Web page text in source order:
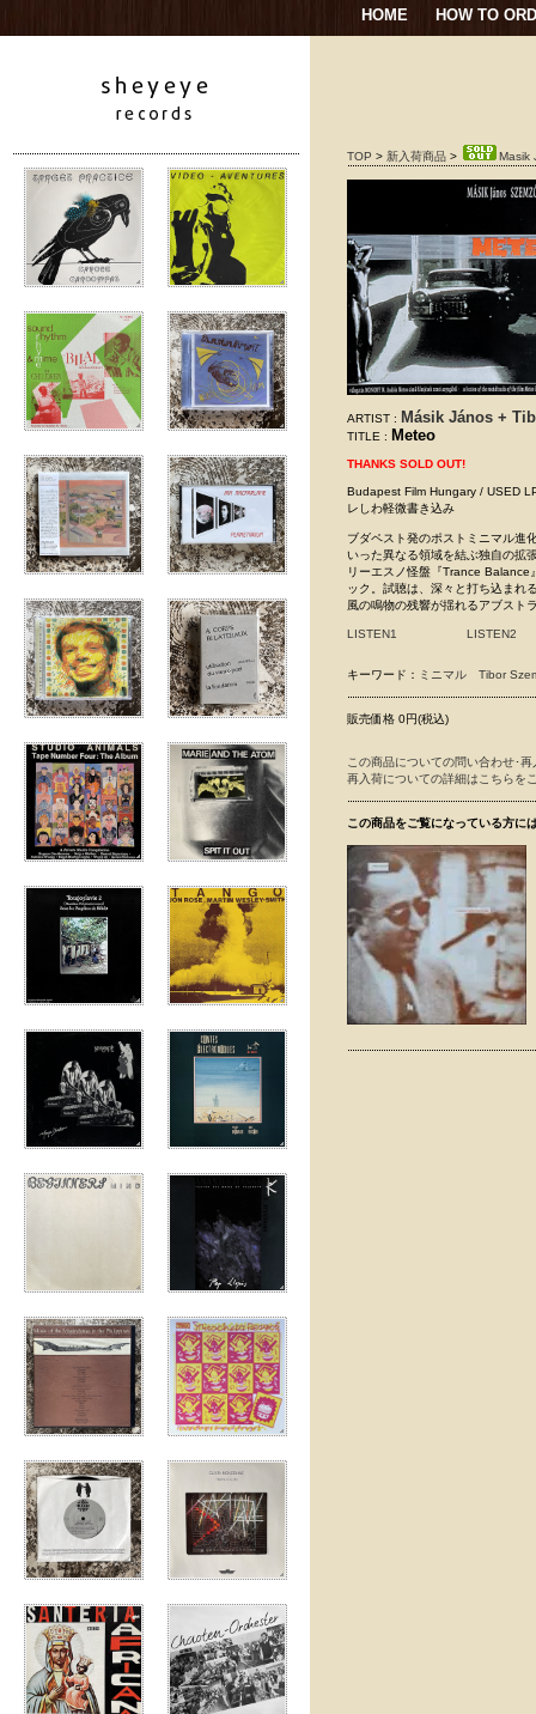
HOME HOW TO
TOP > 新入荷商品 > Masik
ARTIST : Másik János +
TITLE : Meteo
THANKS SOLD OUT!
Budapest Film Hungary / USED
レしわ軽微書き込み
ブダペスト発のポストミニマル進
いった異なる領域を結ぶ独自の拡
リーエスノ怪盤『Trance
ック。試聴は、深々と打ち込まれ
風の鳴物の残響が揺れるアブスト
LISTEN1 LISTEN2
キーワード： ミニマル Tibor
販売価格 0円(税込)
この商品についての問い合わせ･
再入荷についての詳細はこちらを
この商品をご覧になっている方に